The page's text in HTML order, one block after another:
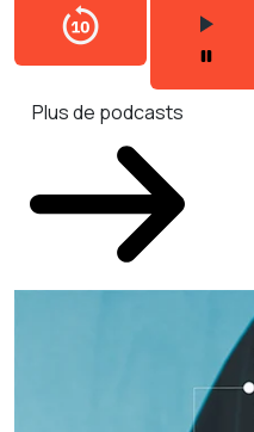
Plus de podcasts